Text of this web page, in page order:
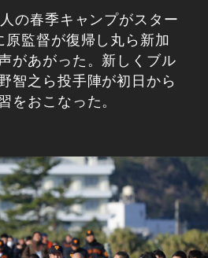
の春季キャンプがスター
原監督が復帰し丸ら新加
があがった。新しくブル
智之ら投手陣が初日から
をおこなった。